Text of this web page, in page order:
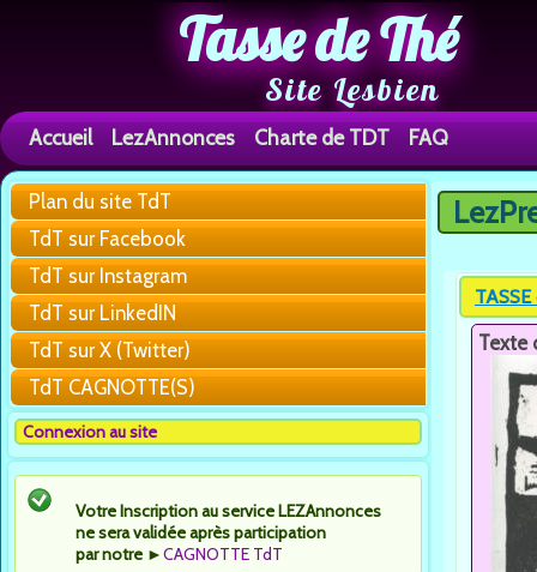
Tasse de Thé
Site Lesbien
Accueil LezAnnonces Charte de TDT FAQ
Plan du site TdT
TdT sur Facebook
TdT sur Instagram
TdT sur LinkedIN
TdT sur X (Twitter)
TdT CAGNOTTE(S)
Connexion au site
Votre Inscription au service LEZAnnonces
ne sera validée après participation
par notre ►CAGNOTTE TdT
Vous
Texte